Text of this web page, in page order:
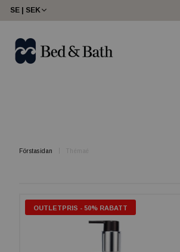
share23
SE | SEK
Förstasidan Thémaé
OUTLETPRIS - 50% RABATT